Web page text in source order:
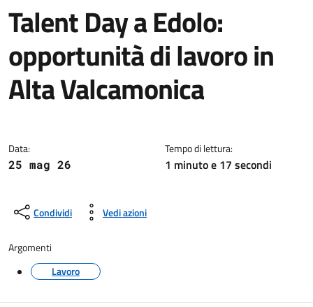
Talent Day a Edolo:
opportunità di lavoro in
Alta Valcamonica
Data:
25 mag 26
Tempo di lettura:
1 minuto e 17 secondi
Condividi Vedi azioni
Argomenti
Lavoro